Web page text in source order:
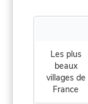
Les plus
beaux
villages de
France